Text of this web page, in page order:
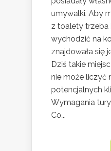
umywalki. Aby
z toalety trzeba
wychodzić na
znajdowała się
Dziś takie
nie może liczyć
potencjalnych
Wymagania
Co...